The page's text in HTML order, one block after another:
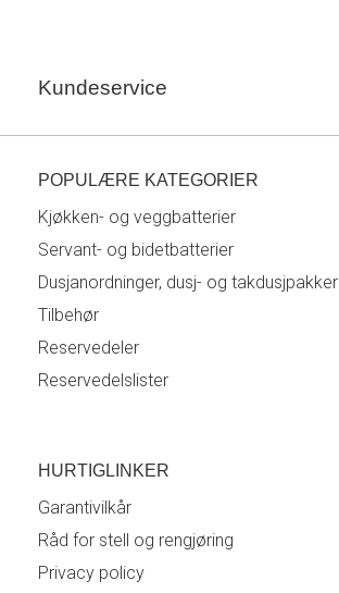
Kundeservice
POPULÆRE KATEGORIER
Kjøkken- og veggbatterier
Servant- og bidetbatterier
Dusjanordninger, dusj- og takdusjpakker
Tilbehør
Reservedeler
Reservedelslister
HURTIGLINKER
Garantivilkår
Råd for stell og rengjøring
Privacy policy